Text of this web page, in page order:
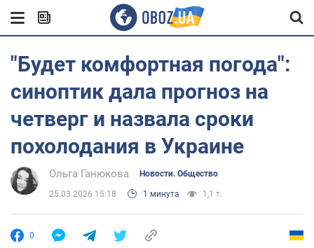
"Будет комфортная погода":
синоптик дала прогноз на
четверг и назвала сроки
похолодания в Украине
Ольга Ганюкова Новости. Общество
25.03.2026 15:18 1 минута 1,1 т.
0